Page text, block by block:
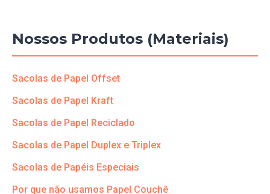
Nossos Produtos (Materiais)
Sacolas de Papel Offset
Sacolas de Papel Kraft
Sacolas de Papel Reciclado
Sacolas de Papel Duplex e Triplex
Sacolas de Papéis Especiais
Por que não usamos Papel Couchê